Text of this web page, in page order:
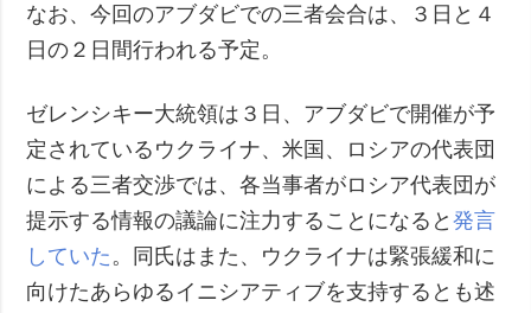
なお、今回のアブダビでの三者会合は、３日と４
日の２日間行われる予定。
ゼレンシキー大統領は３日、アブダビで開催が予
定されているウクライナ、米国、ロシアの代表団
による三者交渉では、各当事者がロシア代表団が
提示する情報の議論に注力することになると発言
していた 。同氏はまた、ウクライナは緊張緩和に
向けたあらゆるイニシアティブを支持するとも述